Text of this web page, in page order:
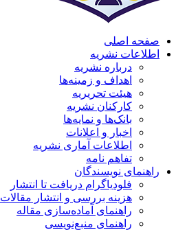
صفحه اصلی
اطلاعات نشریه
درباره نشریه
اهداف و زمینه‌ها
هیئت تحریریه
کارکنان نشریه
بانک‌ها و نمایه‌ها
اخبار و اعلانات
اطلاعات آماری نشریه
تفاهم نامه
راهنمای نویسندگان
فلودیاگرام دریافت تا انتشار
هزینه بررسی و انتشار مقالات
راهنمای آماده‌سازی مقاله
راهنمای منبع‌نویسی